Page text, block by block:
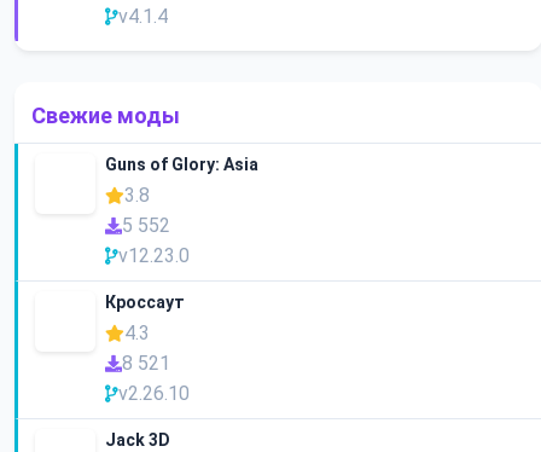
v4.1.4
Свежие моды
Guns of Glory: Asia
3.8
5 552
v12.23.0
Кроссаут
4.3
8 521
v2.26.10
Jack 3D